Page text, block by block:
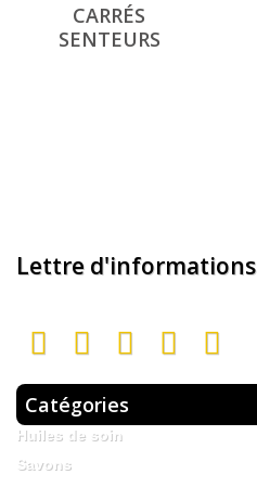
CARRÉS
SENTEURS
Lettre d'informations
Catégories
Huiles de soin
Savons